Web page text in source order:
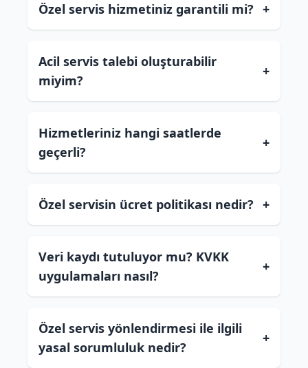
Özel servis hizmetiniz garantili mi? +
Acil servis talebi oluşturabilir
miyim?
+
Hizmetleriniz hangi saatlerde
geçerli?
+
Özel servisin ücret politikası nedir? +
Veri kaydı tutuluyor mu? KVKK
uygulamaları nasıl?
+
Özel servis yönlendirmesi ile ilgili
yasal sorumluluk nedir?
+